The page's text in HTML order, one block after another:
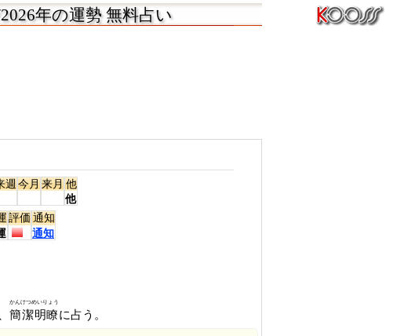
年の運勢 無料占い
週今月来月他
他
評価通知
通知
簡潔明瞭
かんけつめいりょう
に占う。